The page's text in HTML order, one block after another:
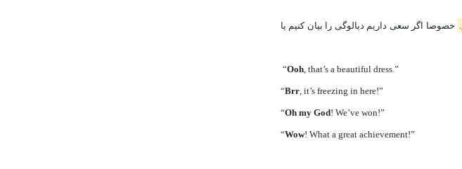
خصوصا اگر سعی داریم دیالوگی را بیان کنیم یا
“Ooh , that’s a beautiful dress.”
“Brr , it’s freezing in here!”
“Oh my God! We’ve won!”
“Wow! What a great achievement!”